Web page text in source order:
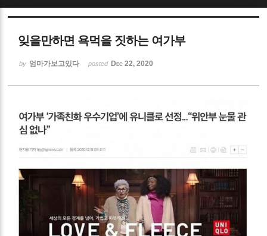
잊을만하면 욕먹을 짓하는 여가부
by 엄마가보고있다 posted Dec 22, 2020
Sketchbook5, 스케치북5
Sketchbook5, 스케치북5